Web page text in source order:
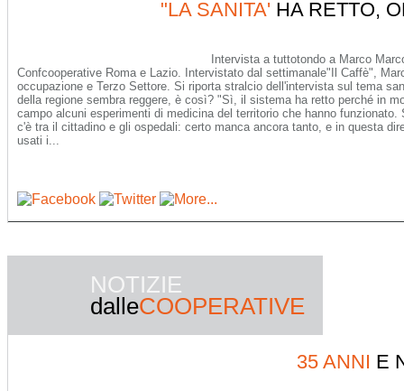
"LA SANITA' HA RETTO,
Intervista a tuttotondo a Marco
Confcooperative Roma e Lazio. Intervistato dal settimanale"Il Caffè",
occupazione e Terzo Settore. Si riporta stralcio dell'intervista sul tema
della regione sembra reggere, è così? "Sì, il sistema ha retto perché in
campo alcuni esperimenti di medicina del territorio che hanno
c'è tra il cittadino e gli ospedali: certo manca ancora tanto, e in questa
usati i...
NOTIZIE
dalleCOOPERATIVE
35 ANNI E